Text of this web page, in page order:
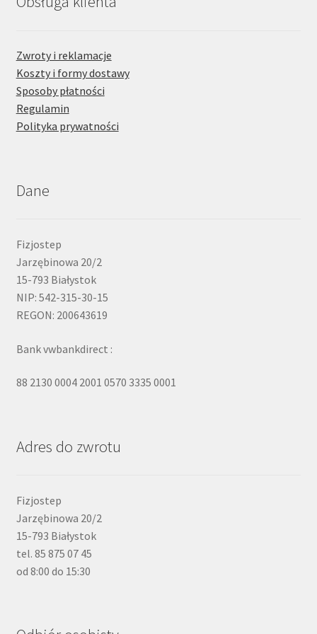
Zwroty i reklamacje
Koszty i formy dostawy
Sposoby płatności
Regulamin
Polityka prywatności
Dane
Fizjostep
Jarzębinowa 20/2
15-793 Białystok
NIP: 542-315-30-15
REGON: 200643619
Bank vwbankdirect :
88 2130 0004 2001 0570 3335 0001
Adres do zwrotu
Fizjostep
Jarzębinowa 20/2
15-793 Białystok
tel. 85 875 07 45
od 8:00 do 15:30